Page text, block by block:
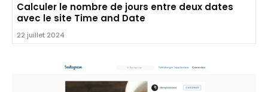
Calculer le nombre de jours entre deux dates
avec le site Time and Date
22 juillet 2024